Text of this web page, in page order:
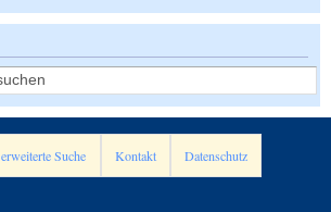
erweiterte Suche Kontakt Datenschutz